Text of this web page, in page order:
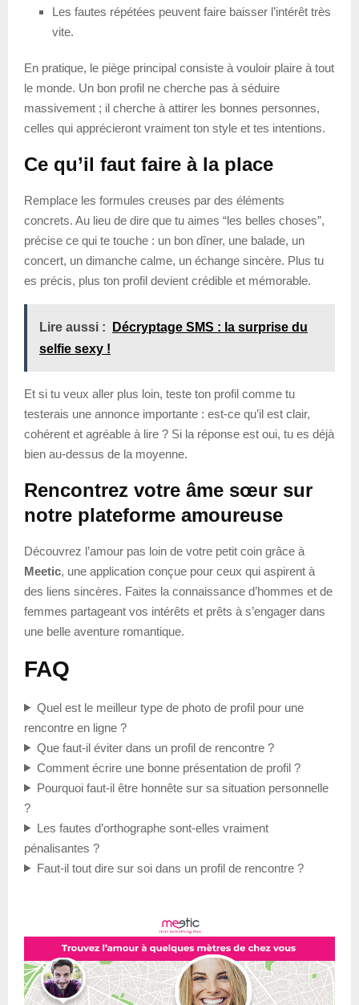
Les fautes répétées peuvent faire baisser l’intérêt très
vite.
En pratique, le piège principal consiste à vouloir plaire à tout
le monde. Un bon profil ne cherche pas à séduire
massivement ; il cherche à attirer les bonnes personnes,
celles qui apprécieront vraiment ton style et tes intentions.
Ce qu’il faut faire à la place
Remplace les formules creuses par des éléments
concrets. Au lieu de dire que tu aimes “les belles choses”,
précise ce qui te touche : un bon dîner, une balade, un
concert, un dimanche calme, un échange sincère. Plus tu
es précis, plus ton profil devient crédible et mémorable.
Lire aussi :
Décryptage SMS : la surprise du
selfie sexy !
Et si tu veux aller plus loin, teste ton profil comme tu
testerais une annonce importante : est-ce qu’il est clair,
cohérent et agréable à lire ? Si la réponse est oui, tu es déjà
bien au-dessus de la moyenne.
Rencontrez votre âme sœur sur
notre plateforme amoureuse
Découvrez l’amour pas loin de votre petit coin grâce à
Meetic, une application conçue pour ceux qui aspirent à
des liens sincères. Faites la connaissance d’hommes et de
femmes partageant vos intérêts et prêts à s’engager dans
une belle aventure romantique.
FAQ
Quel est le meilleur type de photo de profil pour une
rencontre en ligne ?
Que faut-il éviter dans un profil de rencontre ?
Comment écrire une bonne présentation de profil ?
Pourquoi faut-il être honnête sur sa situation personnelle
?
Les fautes d’orthographe sont-elles vraiment
pénalisantes ?
Faut-il tout dire sur soi dans un profil de rencontre ?